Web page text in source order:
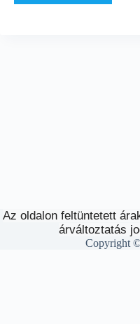
Az oldalon feltüntetett
árváltoztatás
Copyright